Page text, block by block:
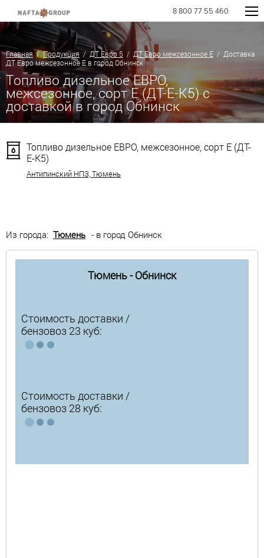
8 800 77 55 460
Главная/Продукция/ДТ Евро 5 / ДТ Евро межсезонное Е / Доставка
ДТ Евро межсезонное Е в город Обнинск
Топливо дизельное ЕВРО,
межсезонное, сорт Е (ДТ-Е-К5) с
доставкой в город Обнинск
Топливо дизельное ЕВРО, межсезонное, сорт Е (ДТ-
Е-К5)
Антипинский НПЗ, Тюмень
Из города: Тюмень - в город Обнинск
Тюмень - Обнинск
Стоимость доставки /
бензовоз 23 куб:
Стоимость доставки /
бензовоз 28 куб: